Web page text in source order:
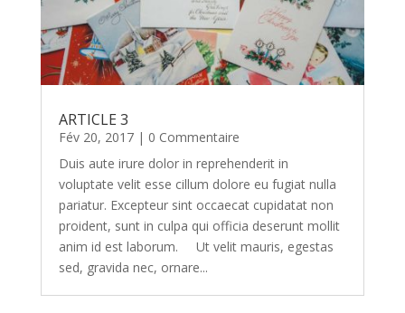
ARTICLE 3
Fév 20, 2017| 0 Commentaire
Duis aute irure dolor in reprehenderit in
voluptate velit esse cillum dolore eu fugiat nulla
pariatur. Excepteur sint occaecat cupidatat non
proident, sunt in culpa qui officia deserunt mollit
anim id est laborum. Ut velit mauris, egestas
sed, gravida nec, ornare...